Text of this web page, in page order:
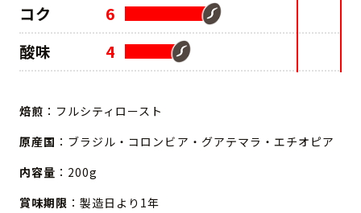
コク
6
酸味
4
焙煎 ：フルシティロースト
原産国 ：ブラジル・コロンビア・グアテマラ・エチオピア
内容量 ：200g
賞味期限 ：製造日より1年